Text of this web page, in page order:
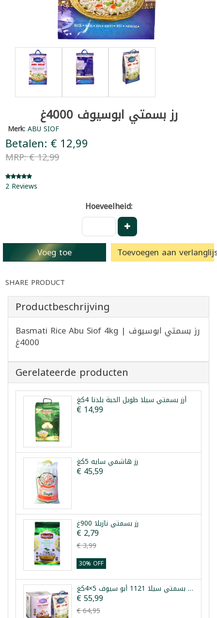
رز بسمتي ابوسيوف 4000غ
Merk:ABU SIOF
Betalen: € 12,99
MRP: € 12,99
2 Reviews
Hoeveelheid:
Voeg toe Toevoegen aan
SHARE PRODUCT
Productbeschrijving
Basmati Rice Abu Siof 4kg | رز بسمتي ابوسيوف
4000غ
Gerelateerde producten
أرز بسمتي سيلا طويل الحبة بلدنا 4كغ
€ 14,99
رز هاشمي سايه 5كغ
€ 45,59
رز بسمتي نازيلا 900غ
€ 2,79
€ 3,99
30% OFF
طرد رز بسمتي سيلا 1121 أبو سيوف 5×4كغ
€ 55,99
€ 64,95